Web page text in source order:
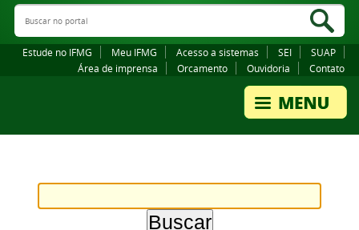
Legislação
Buscar no portal
Estude no IFMG Meu IFMG Acesso a sistemas SEI
SUAP
Área de imprensa
Orcamento Ouvidoria Contato